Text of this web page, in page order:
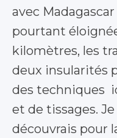
avec
pourtant
kilomètres, les
deux insularités
des techniques
et de tissages.
découvrais pour